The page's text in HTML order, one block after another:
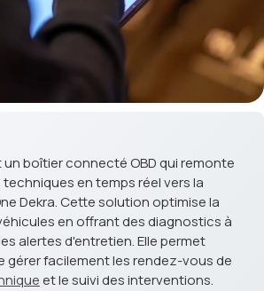
un boîtier connecté OBD qui remonte
en temps réel vers la
Dekra. Cette solution optimise la
en offrant des diagnostics à
alertes d'entretien. Elle permet
gérer facilement les rendez-vous de
et le suivi des interventions.